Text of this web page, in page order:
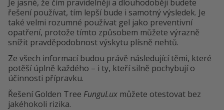
Je jasné, že čím pravidelněji a dlouhodoběji budete
řešení používat, tím lepší bude i samotný výsledek. Je
také velmi rozumné používat gel jako preventivní
opatření, protože tímto způsobem můžete výrazně
snížit pravděpodobnost výskytu plísně nehtů.
Ze všech informací budou právě následující těmi, které
potěší úplně každého – i ty, kteří silně pochybují o
účinnosti přípravku.
Řešení Golden Tree FunguLux můžete otestovat bez
jakéhokoli rizika.